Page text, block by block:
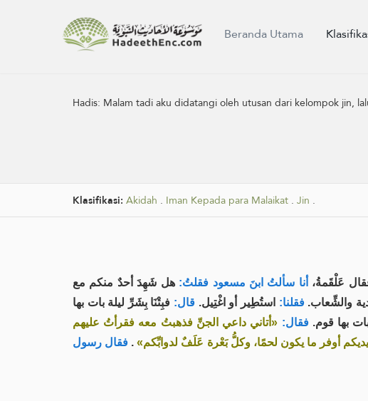
Beranda Utama
Hadis: Malam tadi aku didatangi oleh utusan dari kelompok jin,
Klasifikasi: Akidah . Iman Kepada para Malaikat . Jin .
عَلْقَمةُ، أنا سألتُ ابنَ مسعود فقلتُ: هل شَهِدَ أحدٌ منكم مع
والشِّعاب. فقلنا: استُطِير أو اغْتِيل. قال: فبِتْنَا بِشَرِّ ليلة بات بها
بها قوم. فقال: «أتاني داعي الجنِّ فذهبتُ معه فقرأتُ عليهم
أوفر ما يكون لحمًا، وكلُّ بَعْرة عَلَفٌ لدوابِّكم». فقال رسول